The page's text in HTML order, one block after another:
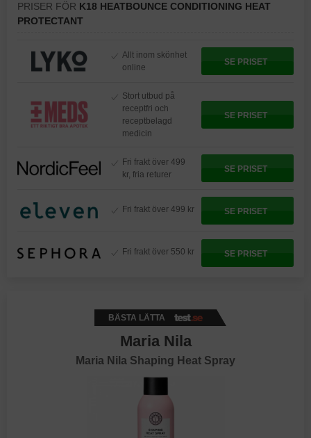
PRISER FÖR K18 HEATBOUNCE CONDITIONING HEAT
PROTECTANT
Allt inom skönhet
online
SE PRISET
Stort utbud på
receptfri och
receptbelagd
medicin
SE PRISET
Fri frakt över 499
kr, fria returer
SE PRISET
Fri frakt över 499 kr SE PRISET
Fri frakt över 550 kr SE PRISET
BÄSTA LÄTTA
Maria Nila
Maria Nila Shaping Heat Spray